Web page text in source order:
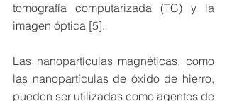
tomografía computarizada (TC) y la
imagen óptica [5].
Las nanopartículas magnéticas, como
las nanopartículas de óxido de hierro,
pueden ser utilizadas como agentes de